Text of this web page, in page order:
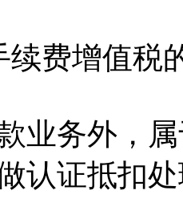
增值税
务外，属
认证抵扣